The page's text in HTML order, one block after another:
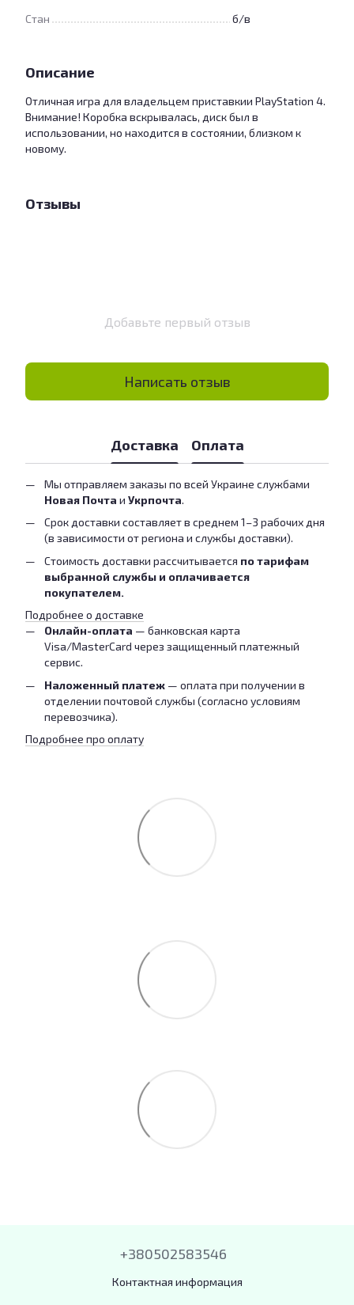
Стан б/в
Описание
Отличная игра для владельцем приставкии PlayStation 4.
Внимание! Коробка вскрывалась, диск был в
использовании, но находится в состоянии, близком к
новому.
Отзывы
Добавьте первый отзыв
Написать отзыв
Доставка Оплата
Мы отправляем заказы по всей Украине службами
Новая Почта и Укрпочта.
Срок доставки составляет в среднем 1–3 рабочих дня
(в зависимости от региона и службы доставки).
Стоимость доставки рассчитывается по тарифам
выбранной службы и оплачивается
покупателем.
Подробнее о доставке
Онлайн-оплата — банковская карта
Visa/MasterCard через защищенный платежный
сервис.
Наложенный платеж — оплата при получении в
отделении почтовой службы (согласно условиям
перевозчика).
Подробнее про оплату
+380502583546
Контактная информация